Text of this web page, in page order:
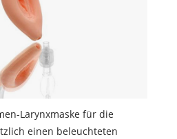
Larynxmaske für die
einen beleuchteten